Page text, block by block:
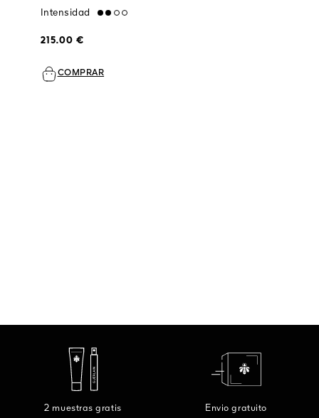
Intensidad medium
215.00 €
COMPRAR
2 muestras gratis Envio gratuito